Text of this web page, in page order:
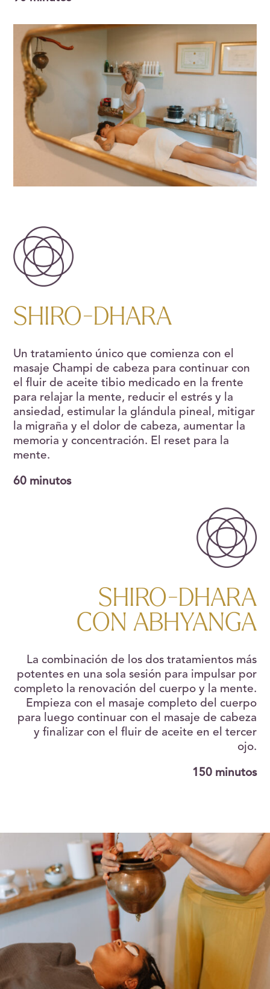
SHIRO-DHARA
Un tratamiento único que comienza con el
masaje Champi de cabeza para continuar con
el fluir de aceite tibio medicado en la frente
para relajar la mente, reducir el estrés y la
ansiedad, estimular la glándula pineal, mitigar
la migraña y el dolor de cabeza, aumentar la
memoria y concentración. El reset para la
mente.
60 minutos
SHIRO-DHARA
CON ABHYANGA
La combinación de los dos tratamientos más
potentes en una sola sesión para impulsar por
completo la renovación del cuerpo y la mente.
Empieza con el masaje completo del cuerpo
para luego continuar con el masaje de cabeza
y finalizar con el fluir de aceite en el tercer
ojo.
150 minutos